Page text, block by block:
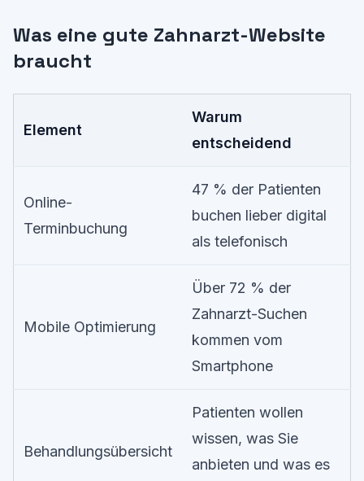
Was eine gute Zahnarzt-Website
braucht
Element
Warum
entscheidend
Online-
Terminbuchung
47 % der Patienten
buchen lieber digital
als telefonisch
Mobile Optimierung
Über 72 % der
Zahnarzt-Suchen
kommen vom
Smartphone
Behandlungsübersicht
Patienten wollen
wissen, was Sie
anbieten und was es